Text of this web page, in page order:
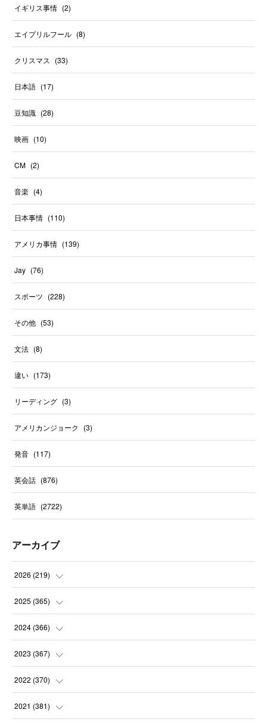
イギリス事情 (2)
エイプリルフール (8)
クリスマス (33)
日本語 (17)
豆知識 (28)
映画 (10)
CM (2)
音楽 (4)
日本事情 (110)
アメリカ事情 (139)
Jay (76)
スポーツ (228)
その他 (53)
文法 (8)
違い (173)
リーディング (3)
アメリカンジョーク (3)
発音 (117)
英会話 (876)
英単語 (2722)
アーカイブ
2026 (219)
(8)
(31
(30
(31
2025 (365)
(31
(30
(31
(30
2024 (366)
(32
(30
(31
2023 (367)
(31
(31
2022 (370)
(31
2021 (381)